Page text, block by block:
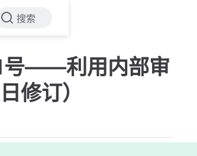
搜索
号——利用内部审
修订）